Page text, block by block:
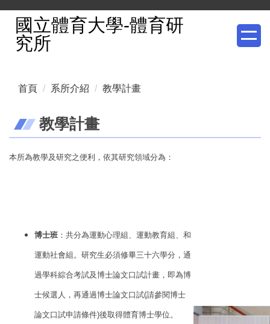
國立體育大學-體育研
究所
首頁 系所介紹 教學計畫
教學計畫
本所為教學及研究之便利，依其研究領域分為：
博士班 ：共分為運動心理組、運動教育組、和
運動社會組。研究生必須修畢三十六學分，通
過學科綜合考試及博士論文口試計畫，即為博
士候選人，再通過博士論文口試(請參閱博士
論文口試申請條件)後取得體育博士學位。